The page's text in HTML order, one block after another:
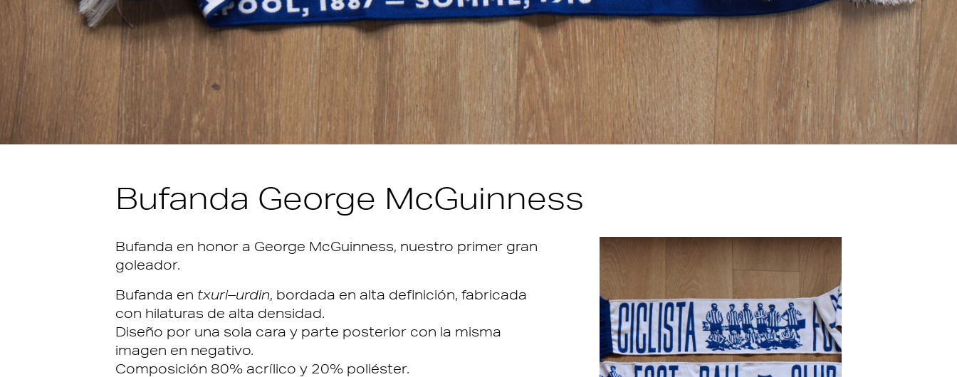
Bufanda George McGuinness
Bufanda en honor a George McGuinness, nuestro primer gran
goleador.
Bufanda en txuri–urdin, bordada en alta definición, fabricada
con hilaturas de alta densidad.
Diseño por una sola cara y parte posterior con la misma
imagen en negativo.
Composición 80% acrílico y 20% poliéster.